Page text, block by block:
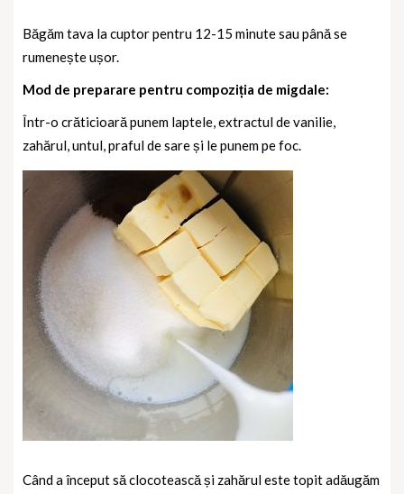
Băgăm tava la cuptor pentru 12-15 minute sau până se
rumenește ușor.
Mod de preparare pentru compoziția de migdale:
Într-o crăticioară punem laptele, extractul de vanilie,
zahărul, untul, praful de sare și le punem pe foc.
Când a început să clocotească și zahărul este topit adăugăm